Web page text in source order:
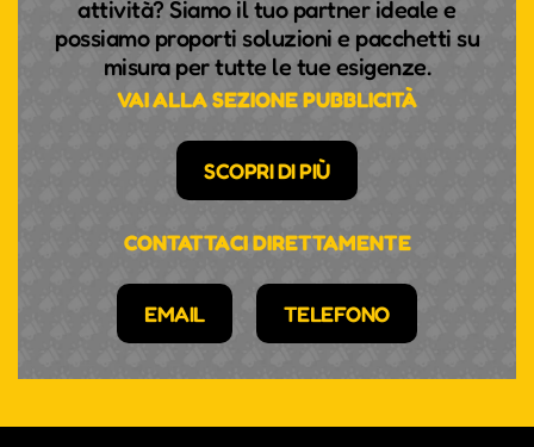
Die Südtiroler Klarinettistin hat geschafft, was vor
ihr noch keiner Frau gelungen ist, nämlich ins
Klarinettenregister der Wiener Philharmoniker
gerade ihren Kindheitstraum vom Dirigieren und
spielt auch noch Fußball.
attività? Siamo il tuo partner ideale e
possiamo proporti soluzioni e pacchetti su
misura per tutte le tue esigenze.
VAI ALLA SEZIONE PUBBLICITÀ
SCOPRI DI PIÙ
CONTATTACI DIRETTAMENTE
EMAIL TELEFONO